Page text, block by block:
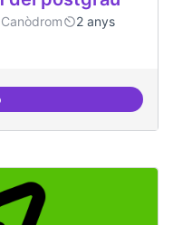
2 anys
del currículum del